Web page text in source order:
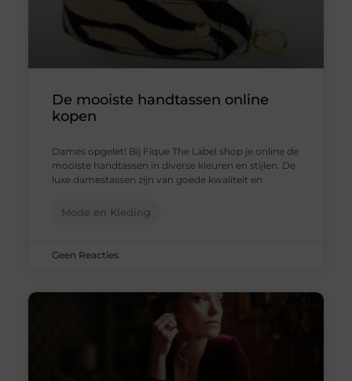
De mooiste handtassen online
kopen
Dames opgelet! Bij Fique The Label shop je online de
mooiste handtassen in diverse kleuren en stijlen. De
luxe damestassen zijn van goede kwaliteit en
Mode en Kleding
Geen Reacties